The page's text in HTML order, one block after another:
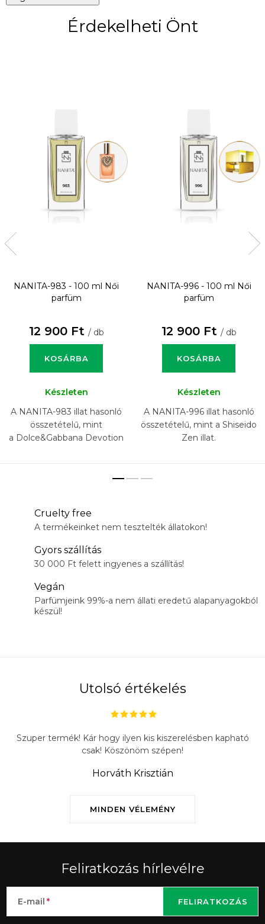
Érdekelheti Önt
NANITA-983 - 100 ml
Női
parfüm
12 900 Ft / db
KOSÁRBA
Készleten
A NANITA-983 illat hasonló
összetételű, mint
a Dolce&Gabbana Devotion
NANITA-996 - 100 ml
Női
parfüm
12 900 Ft / db
KOSÁRBA
Készleten
A NANITA-996 illat hasonló
összetételű, mint a Shiseido
Zen illat.
Cruelty free
A termékeinket nem tesztelték állatokon!
Gyors szállítás
30 000 Ft felett ingyenes a szállítás!
Vegán
Parfümjeink 99%-a nem állati eredetű alapanyagokból
készül!
Utolsó értékelés
MINDEN VÉLEMÉNY
Szuper termék! Kár hogy ilyen kis kiszerelésben kapható
csak! Köszönöm szépen!
Horváth Krisztián
Feliratkozás hírlevélre
E-mail FELIRATKOZÁS